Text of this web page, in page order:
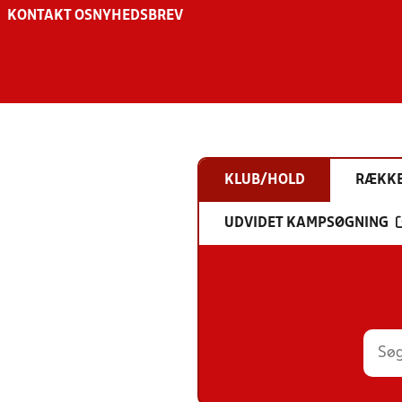
KONTAKT OS NYHEDSBREV
KLUB/HOLD
UDVIDET KAMPSØGNING